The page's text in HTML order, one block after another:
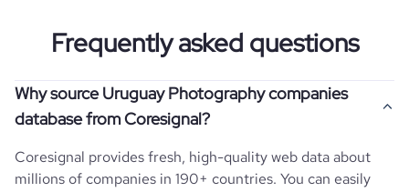
Frequently asked questions
Why source Uruguay Photography companies
database from Coresignal?
Coresignal provides fresh, high-quality web data about
millions of companies in 190+ countries. You can easily